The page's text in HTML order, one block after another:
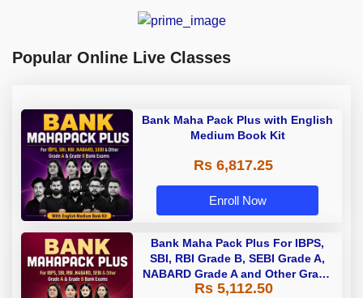
Popular Online Live Classes
Bank Maha Pack Plus with English
Medium Book Kit
Rs 6,817.25
Enroll Now
Bank Maha Pack Plus For IBPS,
SBI, RBI Grade B, SEBI Grade A,
NABARD Grade A and Other Grade
A & Grade B Bank Exams
Rs 5,112.50